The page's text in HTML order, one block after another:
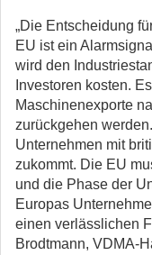
„Die Entscheidung
EU ist ein
wird den
Investoren kosten.
Maschinenexporte
zurückgehen
Unternehmen mit
zukommt. Die EU
und die Phase der
Europas
einen verlässlichen
Brodtmann, VDMA-